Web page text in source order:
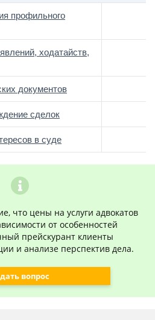
профильного
ходатайств,
документов
сделок
в суде
что цены на услуги адвокатов
от особенностей
прейскурант клиенты
и анализе перспектив дела.
вопрос